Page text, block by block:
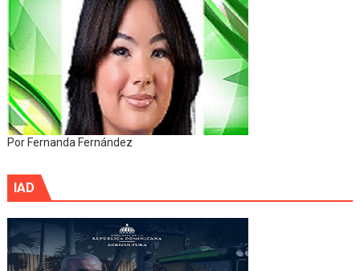
Por Fernanda Fernández
IAD